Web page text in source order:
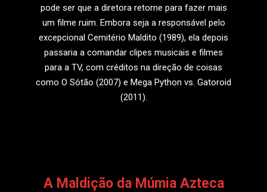
pode ser que a diretora retorne para fazer mais
um filme ruim. Embora seja a responsável pelo
excepcional Cemitério Maldito (1989), ela depois
passaria a comandar clipes musicais e filmes
para a TV, com créditos na direção de coisas
como O Sótão (2007) e Mega Python vs. Gatoroid
(2011).
A Maldição da Múmia Azteca